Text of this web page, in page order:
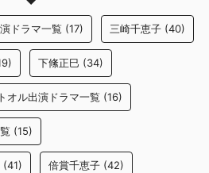
ドラマ一覧 (17) 三崎千恵子 (40)
下絛正巳 (34)
オル出演ドラマ一覧 (16)
(15)
(41) 倍賞千恵子 (42)